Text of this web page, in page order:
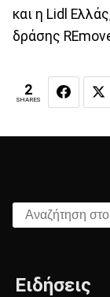
και η Lidl
δράσης
2
SHARES
Αναζήτηση στο
Ειδήσεις